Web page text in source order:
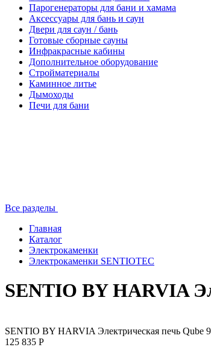
Парогенераторы для бани и хамама
Аксессуары для бань и саун
Двери для саун / бань
Готовые сборные сауны
Инфракрасные кабины
Дополнительное оборудование
Стройматериалы
Каминное литье
Дымоходы
Печи для бани
Все разделы
Главная
Каталог
Электрокаменки
Электрокаменки SENTIOTEC
SENTIO BY HARVIA
SENTIO BY HARVIA Электрическая печь Qube
125 835 Р